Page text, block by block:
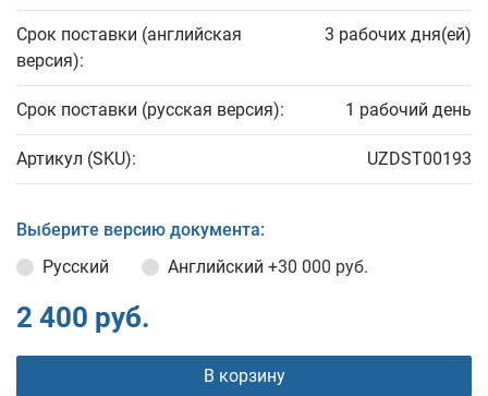
Срок поставки (английская
версия):
3 рабочих дня(ей)
Срок поставки (русская версия): 1 рабочий день
Артикул (SKU): UZDST00193
Выберите версию документа:
Русский
Английский +30 000 руб.
2 400 руб.
В корзину